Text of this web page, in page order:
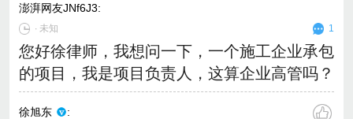
澎湃网友JNf6J3:
∙ 未知 1
您好徐律师，我想问一下，一个施工企业承包
的项目，我是项目负责人，这算企业高管吗？
徐旭东 :